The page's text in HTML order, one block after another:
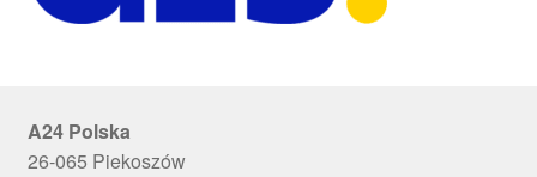
A24 Polska
26-065 Piekoszów